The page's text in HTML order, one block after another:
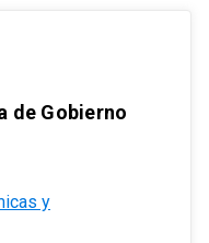
de Gobierno
y